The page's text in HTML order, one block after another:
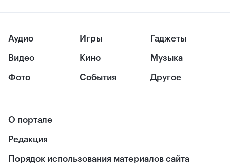
Аудио
Видео
Фото
Игры
Кино
События
Гаджеты
Музыка
Другое
О портале
Редакция
Порядок использования материалов сайта